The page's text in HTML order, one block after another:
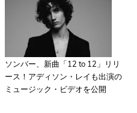
ソンバー、新曲「12 to 12」リリ
ース！アディソン・レイも出演の
ミュージック・ビデオを公開